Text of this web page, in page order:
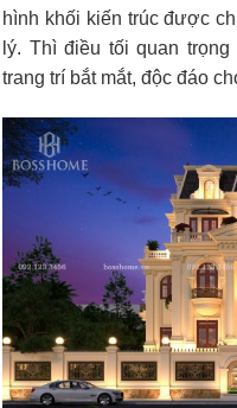
hình khối kiến trúc được
lý. Thì điều tối quan
trang trí bắt mắt, độc đáo